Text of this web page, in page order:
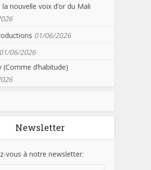
nouvelle voix d’or du Mali
01/06/2026
01/06/2026
(Comme d’habitude)
Newsletter
vous à notre newsletter: